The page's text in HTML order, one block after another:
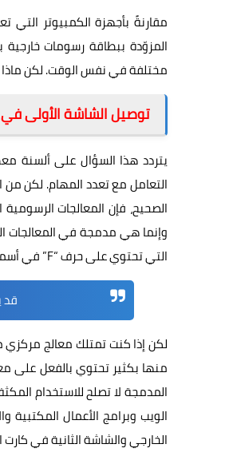
مقارنةً بأجهزة الكمبيوتر التي
المزوّدة ببطاقة رسومات
مختلفة في نفس الوقت. لكن ماذا
توصيل الشاشة الأولى
يتردد هذا السؤال على ألسنة
التعامل مع تعدد المهام. لكن
وإنما هي مدمجة في المعالجات
التي تحتوي على حرف “F” في أسماءها، وأغلب معالجات AMD Ryzen بنفس الشكل.
منها بكثير تحتوي بالفعل على
المدمجة لا تصلح للاستخدام
الويب وبرامج الأعمال
الخارجي والشاشة الثانية في